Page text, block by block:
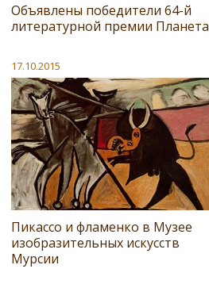
Объявлены победители 64-й
литературной премии Планета
17.10.2015
Пикассо и фламенко в Музее
изобразительных искусств
Мурсии